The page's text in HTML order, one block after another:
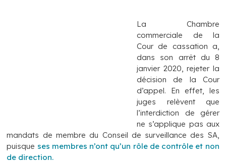
La Chambre
commerciale de la
Cour de cassation a,
dans son arrêt du 8
janvier 2020, rejeter la
décision de la Cour
d’appel. En effet, les
juges relèvent que
l’interdiction de gérer
ne s’applique pas aux
mandats de membre du Conseil de surveillance des SA,
puisque ses membres n’ont qu’un rôle de contrôle et non
de direction.